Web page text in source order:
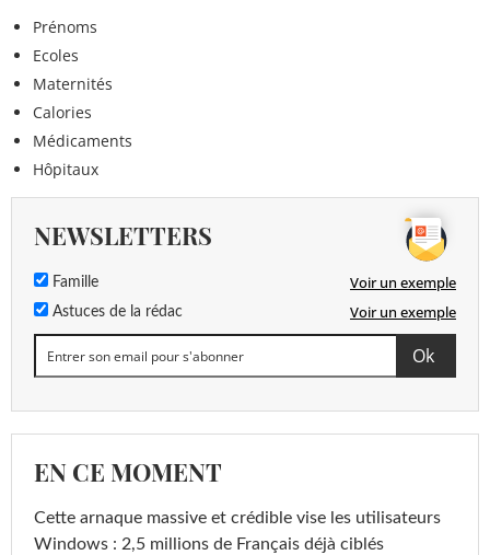
Prénoms
Ecoles
Maternités
Calories
Médicaments
Hôpitaux
NEWSLETTERS
Famille Voir un exemple
Astuces de la rédac Voir un exemple
EN CE MOMENT
Cette arnaque massive et crédible vise les utilisateurs
Windows : 2,5 millions de Français déjà ciblés